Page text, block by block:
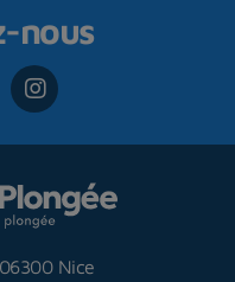
nous
06300 Nice